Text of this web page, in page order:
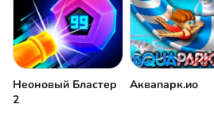
Обзор Стрелять
Сменить оружие
Неоновый Бластер
2
Аквапарк.ио